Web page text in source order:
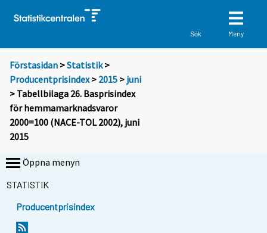
Sök Meny
Förstasidan >Statistik >
Producentprisindex> 2015 > juni
> Tabellbilaga 26. Basprisindex
för hemmamarknadsvaror
2000=100 (NACE-TOL 2002), juni
2015
Öppna menyn
STATISTIK
Producentprisindex